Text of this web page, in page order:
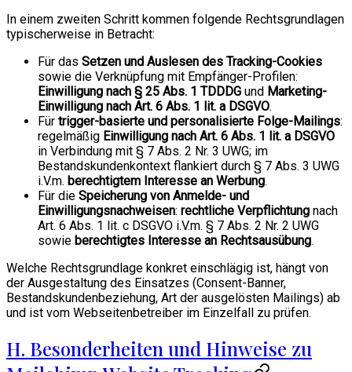
In einem zweiten Schritt kommen folgende Rechtsgrundlagen
typischerweise in Betracht:
Für das Setzen und Auslesen des Tracking-Cookies
sowie die Verknüpfung mit Empfänger-Profilen:
Einwilligung nach § 25 Abs. 1 TDDDG und Marketing-
Einwilligung nach Art. 6 Abs. 1 lit. a DSGVO.
Für trigger-basierte und personalisierte Folge-Mailings:
regelmäßig Einwilligung nach Art. 6 Abs. 1 lit. a DSGVO
in Verbindung mit § 7 Abs. 2 Nr. 3 UWG; im
Bestandskundenkontext flankiert durch § 7 Abs. 3 UWG
i.V.m. berechtigtem Interesse an Werbung.
Für die Speicherung von Anmelde- und
Einwilligungsnachweisen: rechtliche Verpflichtung nach
Art. 6 Abs. 1 lit. c DSGVO i.V.m. § 7 Abs. 2 Nr. 2 UWG
sowie berechtigtes Interesse an Rechtsausübung.
Welche Rechtsgrundlage konkret einschlägig ist, hängt von
der Ausgestaltung des Einsatzes (Consent-Banner,
Bestandskundenbeziehung, Art der ausgelösten Mailings) ab
und ist vom Webseitenbetreiber im Einzelfall zu prüfen.
H. Besonderheiten und Hinweise zu